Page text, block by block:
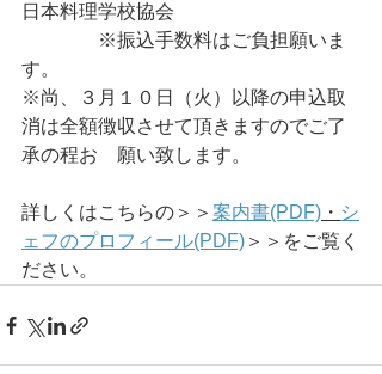
日本料理学校協会
す。
※尚、３月１０日（火）以降の申込取
消は全額徴収させて頂きますのでご了
承の程お　願い致します。
詳しくはこちらの＞＞ 案内書(PDF) ・ シ
ェフのプロフィール(PDF) ＞＞をご覧く
ださい。